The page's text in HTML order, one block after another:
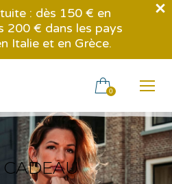
0
: dès 150 € en
200 € dans les pays
Italie et en Grèce.